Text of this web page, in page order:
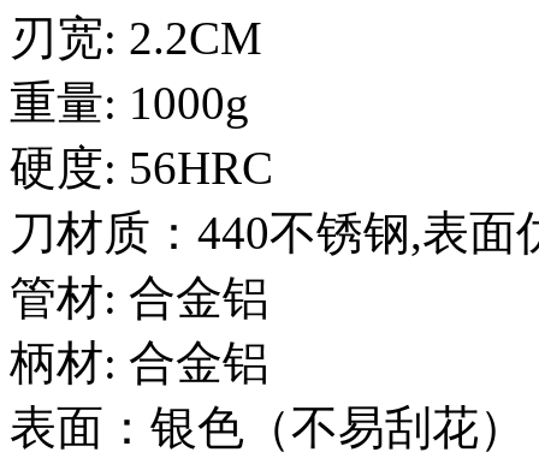
刃宽: 2.2CM
重量: 1000g
硬度: 56HRC
刀材质：440不锈钢,表面
管材: 合金铝
柄材: 合金铝
表面：银色（不易刮花）